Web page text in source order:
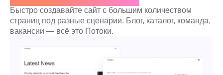
Быстро создавайте сайт с большим количеством
страниц под разные сценарии. Блог, каталог, команда,
вакансии — всё это Потоки.